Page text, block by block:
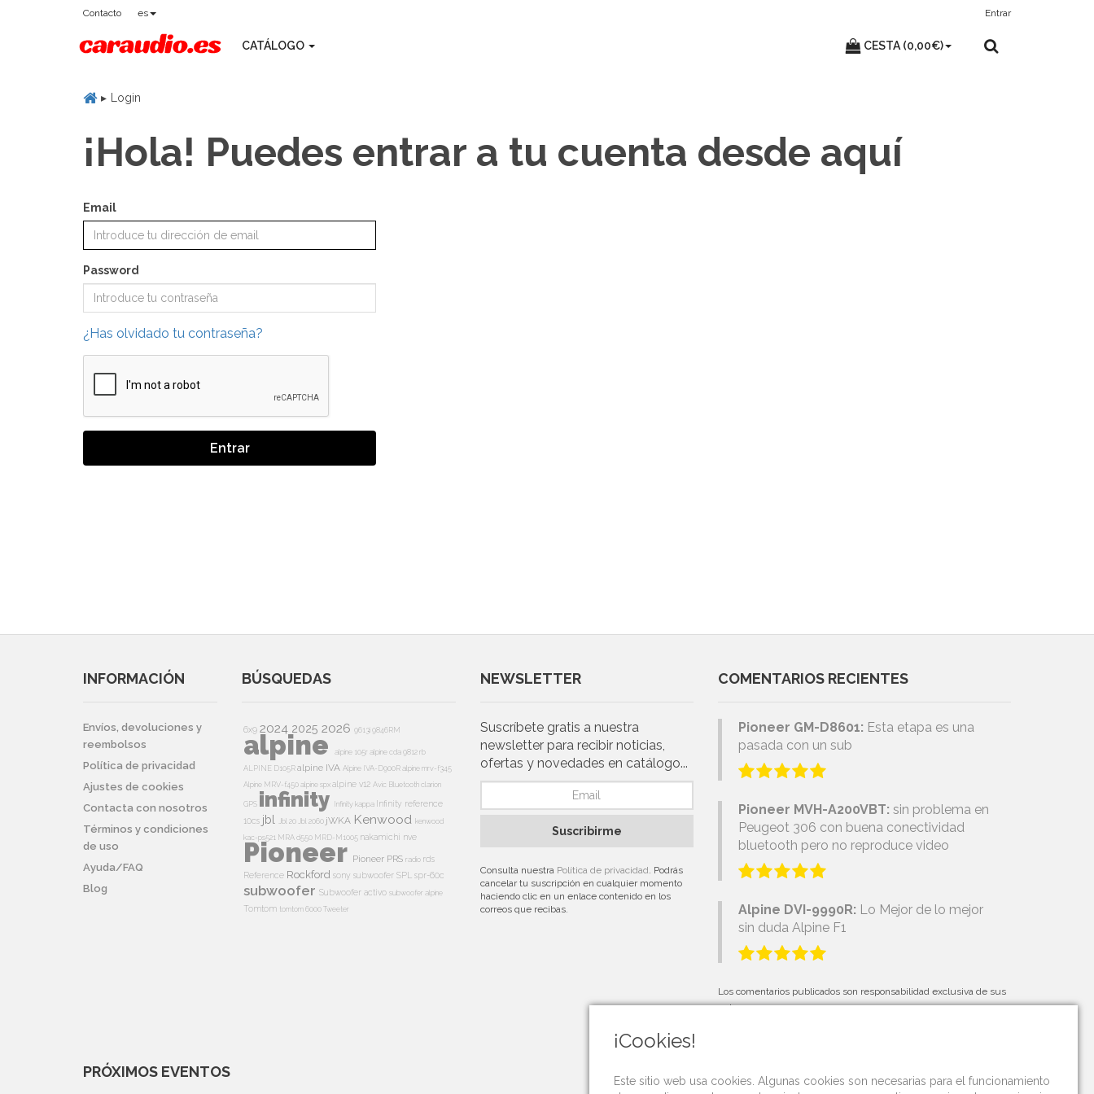
Contacto es Entrar
CATÁLOGO CESTA (0,00€)
Login
¡Hola! Puedes entrar a tu cuenta desde aquí
Email
Password
¿Has olvidado tu contraseña?
Entrar
INFORMACIÓN
Envíos, devoluciones y
reembolsos
Política de privacidad
Ajustes de cookies
Contacta con nosotros
Términos y condiciones
de uso
Ayuda/FAQ
Blog
BÚSQUEDAS
6x9 2024 2025 2026 9613i9846RM
alpine alpine 105r alpine cda 9812 rb
ALPINE D105Ralpine IVA Alpine IVA-D900Ralpine mrv-f345
Alpine MRV-f450alpine spxalpine v12 Avic Bluetoothclarion
GPS infinity Infinity kappa Infinity reference
10cs jbl Jbl 20 Jbl 2060 jWKA Kenwood kenwood
kac-ps521 MRA d550 MRD-M1005 nakamichi nve
Pioneer Pioneer PRS radio rds
Reference Rockford sony subwoofer SPL spr-60c
subwoofer Subwoofer activo subwoofer alpine
Tomtom tomtom 6000Tweeter
NEWSLETTER
Suscríbete gratis a nuestra
newsletter para recibir noticias,
ofertas y novedades en catálogo...
Suscribirme
Consulta nuestra Política de privacidad. Podrás
cancelar tu suscripción en cualquier momento
haciendo clic en un enlace contenido en los
correos que recibas.
COMENTARIOS RECIENTES
Pioneer GM-D8601: Esta etapa es una
pasada con un sub
Pioneer MVH-A200VBT: sin problema en
Peugeot 306 con buena conectividad
bluetooth pero no reproduce video
Alpine DVI-9990R: Lo Mejor de lo mejor
sin duda Alpine F1
Los comentarios publicados son responsabilidad exclusiva de sus
autores.
PRÓXIMOS EVENTOS
¡Cookies!
Este sitio web usa cookies. Algunas cookies son necesarias para el funcionamiento